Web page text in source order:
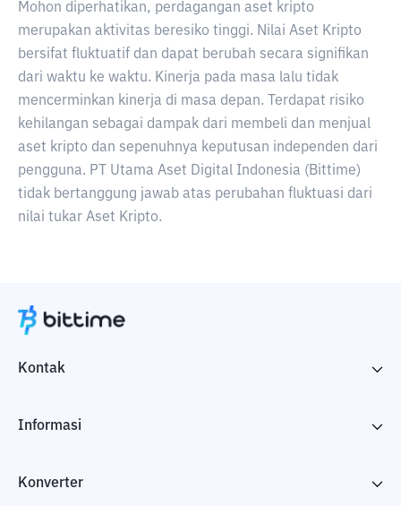
Mohon diperhatikan, perdagangan aset kripto
merupakan aktivitas beresiko tinggi. Nilai Aset Kripto
bersifat fluktuatif dan dapat berubah secara signifikan
dari waktu ke waktu. Kinerja pada masa lalu tidak
mencerminkan kinerja di masa depan. Terdapat risiko
kehilangan sebagai dampak dari membeli dan menjual
aset kripto dan sepenuhnya keputusan independen dari
pengguna. PT Utama Aset Digital Indonesia (Bittime)
tidak bertanggung jawab atas perubahan fluktuasi dari
nilai tukar Aset Kripto.
Kontak
Informasi
Konverter